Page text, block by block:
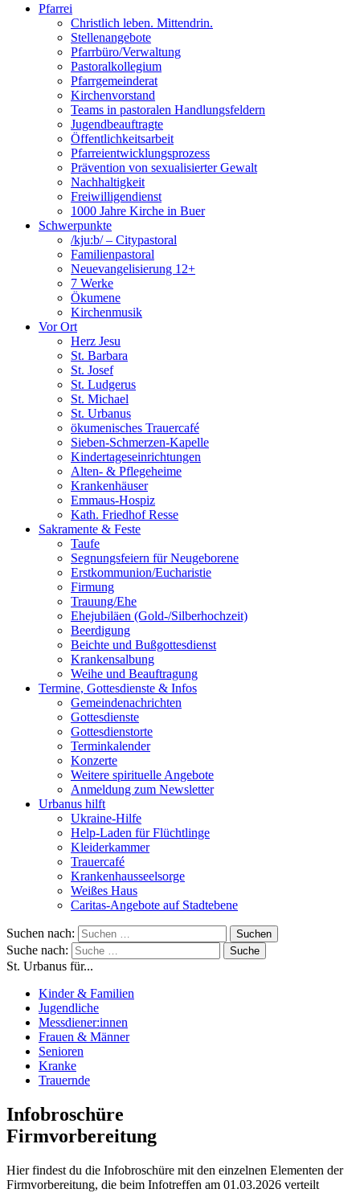
Pfarrei
Christlich leben. Mittendrin.
Stellenangebote
Pfarrbüro/Verwaltung
Pastoralkollegium
Pfarrgemeinderat
Kirchenvorstand
Teams in pastoralen Handlungsfeldern
Jugendbeauftragte
Öffentlichkeitsarbeit
Pfarreientwicklungsprozess
Prävention von sexualisierter Gewalt
Nachhaltigkeit
Freiwilligendienst
1000 Jahre Kirche in Buer
Schwerpunkte
/kju:b/ – Citypastoral
Familienpastoral
Neuevangelisierung 12+
7 Werke
Ökumene
Kirchenmusik
Vor Ort
Herz Jesu
St. Barbara
St. Josef
St. Ludgerus
St. Michael
St. Urbanus
ökumenisches Trauercafé
Sieben-Schmerzen-Kapelle
Kindertageseinrichtungen
Alten- & Pflegeheime
Krankenhäuser
Emmaus-Hospiz
Kath. Friedhof Resse
Sakramente & Feste
Taufe
Segnungsfeiern für Neugeborene
Erstkommunion/Eucharistie
Firmung
Trauung/Ehe
Ehejubiläen (Gold-/Silberhochzeit)
Beerdigung
Beichte und Bußgottesdienst
Krankensalbung
Weihe und Beauftragung
Termine, Gottesdienste & Infos
Gemeindenachrichten
Gottesdienste
Gottesdienstorte
Terminkalender
Konzerte
Weitere spirituelle Angebote
Anmeldung zum Newsletter
Urbanus hilft
Ukraine-Hilfe
Help-Laden für Flüchtlinge
Kleiderkammer
Trauercafé
Krankenhausseelsorge
Weißes Haus
Caritas-Angebote auf Stadtebene
Suchen nach:
Suche nach:
St. Urbanus für...
Kinder & Familien
Jugendliche
Messdiener:innen
Frauen & Männer
Senioren
Kranke
Trauernde
Infobroschüre
Firmvorbereitung
Hier findest du die Infobroschüre mit den einzelnen Elementen der
Firmvorbereitung, die beim Infotreffen am 01.03.2026 verteilt